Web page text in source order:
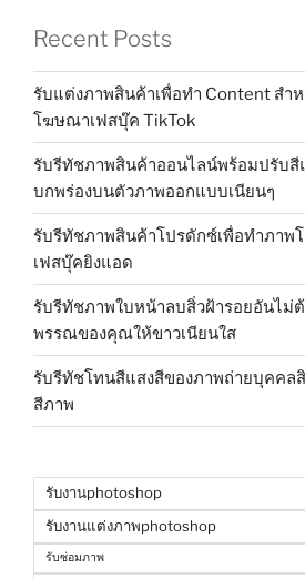
Recent Posts
รับแต่งภาพสินค้าเพื่อทำ Content สำ
โฆษณาเฟสบุ๊ค TikTok
รับรีทัชภาพสินค้าออนไลน์พร้อมปรับสี
บกพร่องบนตัวภาพออกแบบเนียนๆ
รับรีทัชภาพสินค้าโปรดักซ์เพื่อทำภา
เฟสบุ๊คยิงแอด
รับรีทัชภาพใบหน้าลบสิ่วฝ้ารอยอันไม่
พรรณของคุณให้ขาวเนียนใส
รับรีทัชโทนสีแสงสีของภาพถ่ายบุคคล
สีภาพ
รับงานphotoshop
รับงานแต่งภาพphotoshop
รับซ่อมภาพ